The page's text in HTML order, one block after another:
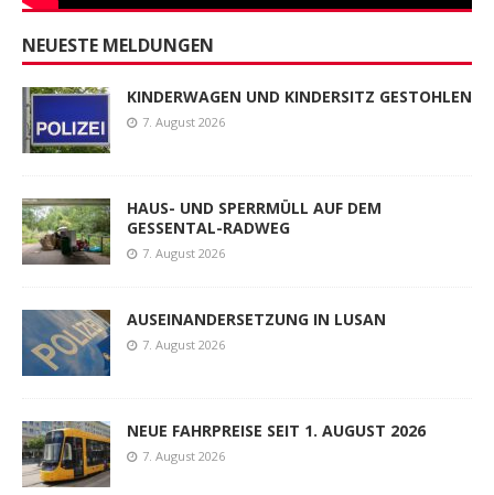
NEUESTE MELDUNGEN
KINDERWAGEN UND KINDERSITZ GESTOHLEN
7. August 2026
HAUS- UND SPERRMÜLL AUF DEM
GESSENTAL-RADWEG
7. August 2026
AUSEINANDERSETZUNG IN LUSAN
7. August 2026
NEUE FAHRPREISE SEIT 1. AUGUST 2026
7. August 2026